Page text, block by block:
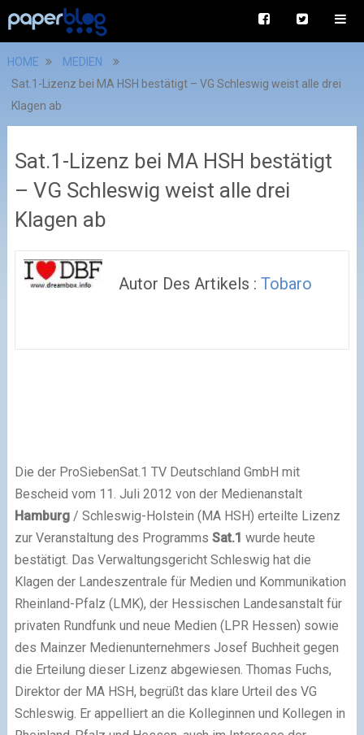
HOME
MEDIEN
Sat.1-Lizenz bei MA HSH bestätigt – VG Schleswig weist alle drei
Klagen ab
Sat.1-Lizenz bei MA HSH bestätigt
– VG Schleswig weist alle drei
Klagen ab
Autor Des Artikels :Tobaro
Die der ProSiebenSat.1 TV Deutschland GmbH mit
Bescheid vom 11. Juli 2012 von der Medienanstalt
Hamburg/ Schleswig-Holstein (MA HSH) erteilte Lizenz
zur Veranstaltung des Programms Sat.1 wurde heute
bestätigt. Das Verwaltungsgericht Schleswig hat die
Klagen der Landeszentrale für Medien und Kommunikation
Rheinland-Pfalz (LMK), der Hessischen Landesanstalt für
privaten Rundfunk und neue Medien (LPR Hessen) sowie
des Mainzer Medienunternehmers Josef Buchheit gegen
die Erteilung dieser Lizenz abgewiesen. Thomas Fuchs,
Direktor der MA HSH, begrüßt das klare Urteil des VG
Schleswig. Er appelliert an die Kolleginnen und Kollegen in